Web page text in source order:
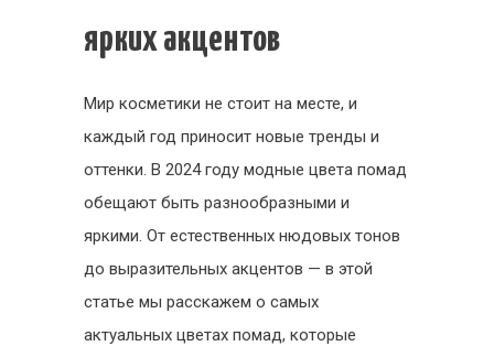
ярких акцентов
Мир косметики не стоит на месте, и
каждый год приносит новые тренды и
оттенки. В 2024 году модные цвета помад
обещают быть разнообразными и
яркими. От естественных нюдовых тонов
до выразительных акцентов — в этой
статье мы расскажем о самых
актуальных цветах помад, которые